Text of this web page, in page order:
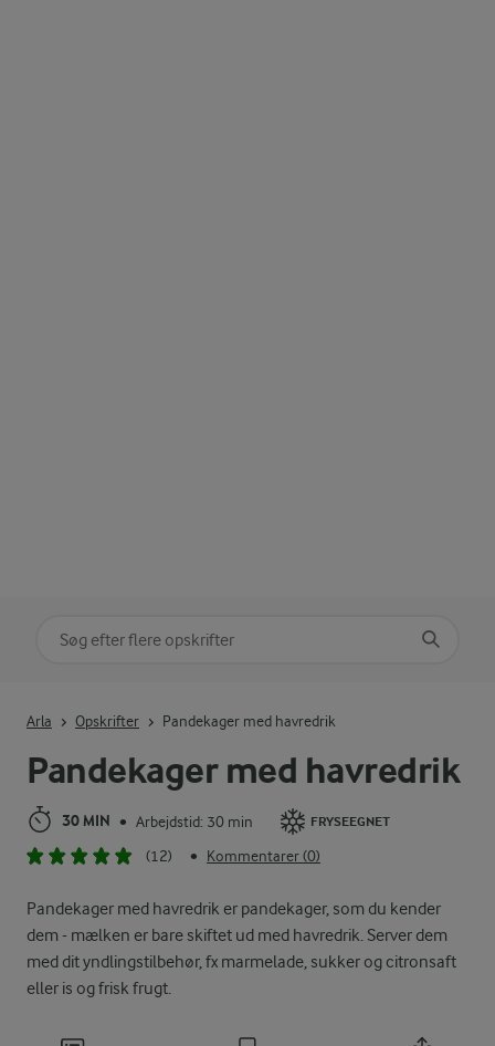
Pandekager med havredrik
30 MIN • Arbejdstid: 30 min FRYSEEGNET
(12) • Kommentarer (0)
Pandekager med havredrik er pandekager, som du kender
dem - mælken er bare skiftet ud med havredrik. Server dem
med dit yndlingstilbehør, fx marmelade, sukker og citronsaft
eller is og frisk frugt.
Arla Opskrifter Pandekager med havredrik
Søg på kategori